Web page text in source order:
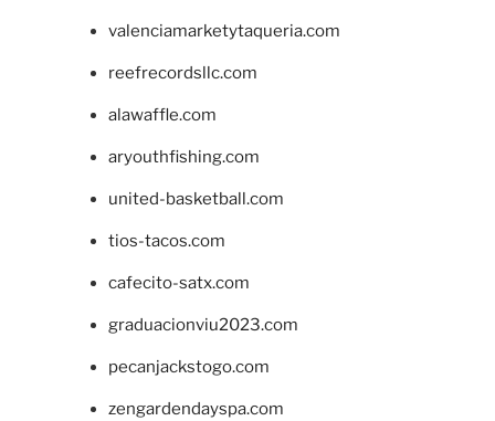
valenciamarketytaqueria.com
reefrecordsllc.com
alawaffle.com
aryouthfishing.com
united-basketball.com
tios-tacos.com
cafecito-satx.com
graduacionviu2023.com
pecanjackstogo.com
zengardendayspa.com